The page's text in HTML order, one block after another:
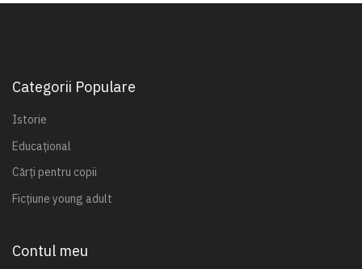
Categorii Populare
Istorie
Educațional
Cărți pentru copii
Ficțiune young adult
Contul meu